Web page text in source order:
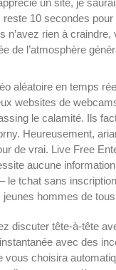
un site, je
reste 10 secondes
n’avez rien à
de l’atmosphère
aléatoire en temps
websites de
le calamité. Ils
Heureusement,
de vrai. Live Free
aucune
le tchat sans
jeunes hommes de
discuter tête-à-tête
avec des
vous choisira